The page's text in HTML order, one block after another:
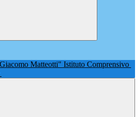
Istituto Comprensivo